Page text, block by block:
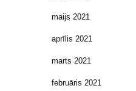
maijs 2021
aprīlis 2021
marts 2021
februāris 2021